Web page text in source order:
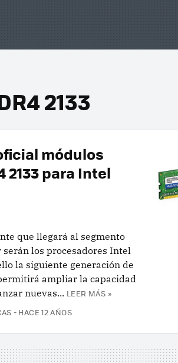
2133
módulos
2133 para Intel
que llegará al segmento
los procesadores Intel
la siguiente generación de
ampliar la capacidad
nuevas... LEER MÁS »
HACE 12 AÑOS